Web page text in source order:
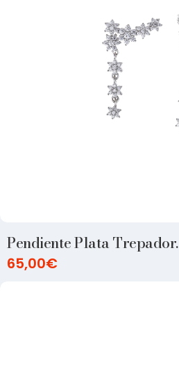
Pendiente Plata Trepador.
65,00€